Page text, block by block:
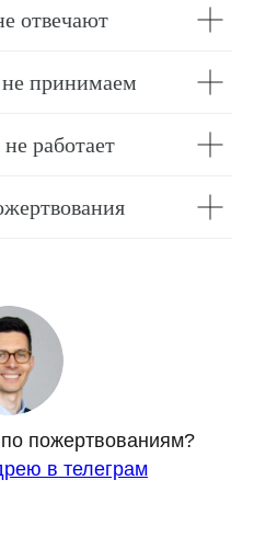
отвечают
принимаем
работает
пожертвованиям?
в телеграм